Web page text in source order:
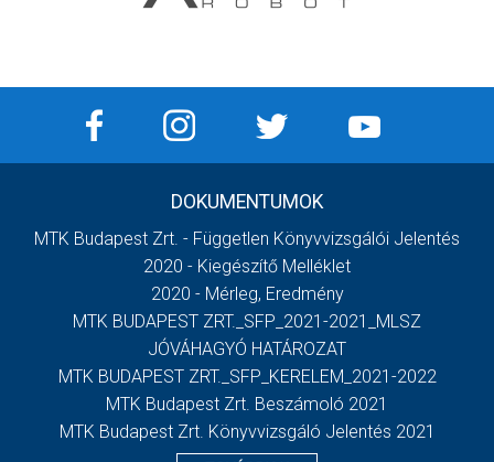
DOKUMENTUMOK
MTK Budapest Zrt. - Független Könyvvizsgálói Jelentés
2020 - Kiegészítő Melléklet
2020 - Mérleg, Eredmény
MTK BUDAPEST ZRT._SFP_2021-2021_MLSZ
JÓVÁHAGYÓ HATÁROZAT
MTK BUDAPEST ZRT._SFP_KERELEM_2021-2022
MTK Budapest Zrt. Beszámoló 2021
MTK Budapest Zrt. Könyvvizsgáló Jelentés 2021